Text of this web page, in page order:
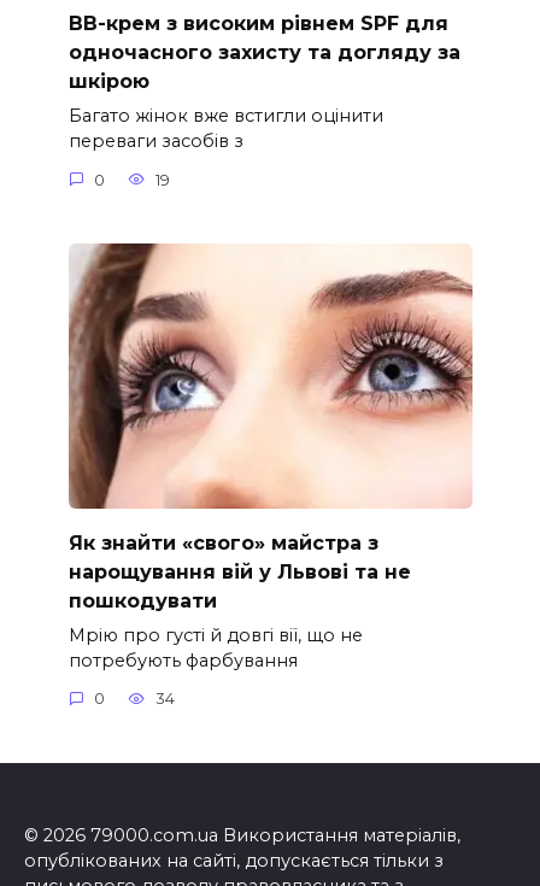
ВВ-крем з високим рівнем SPF для
одночасного захисту та догляду за
шкірою
Багато жінок вже встигли оцінити
переваги засобів з
0 19
Як знайти «свого» майстра з
нарощування вій у Львові та не
пошкодувати
Мрію про густі й довгі вії, що не
потребують фарбування
0 34
© 2026 79000.com.ua Використання матеріалів,
опублікованих на сайті, допускається тільки з